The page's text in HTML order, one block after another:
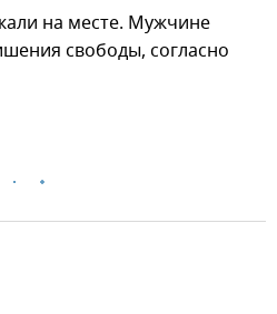
на месте. Мужчине
свободы, согласно